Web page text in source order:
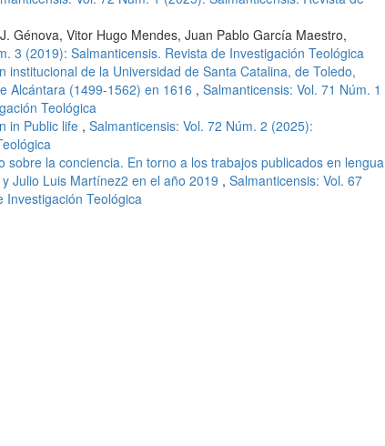
Génova, Vitor Hugo Mendes, Juan Pablo García Maestro,
3 (2019): Salmanticensis. Revista de Investigación Teológica
institucional de la Universidad de Santa Catalina, de Toledo,
Alcántara (1499-1562) en 1616 , Salmanticensis: Vol. 71 Núm. 1
Teológica
in Public life , Salmanticensis: Vol. 72 Núm. 2 (2025):
sobre la conciencia. En torno a los trabajos publicados en lengua
Julio Luis Martínez2 en el año 2019 , Salmanticensis: Vol. 67
Investigación Teológica